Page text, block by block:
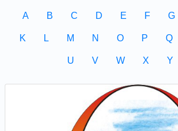
A B C D E F G
K L M N O P Q
U V W X Y